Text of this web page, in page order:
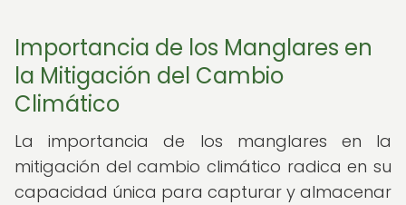
Importancia de los Manglares en
la Mitigación del Cambio
Climático
La importancia de los manglares en la
mitigación del cambio climático radica en su
capacidad única para capturar y almacenar